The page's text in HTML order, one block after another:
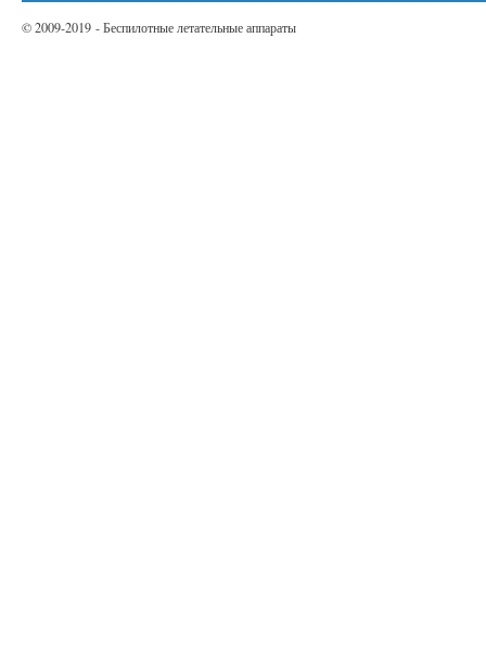
© 2009-2019 - Беспилотные летательные аппараты